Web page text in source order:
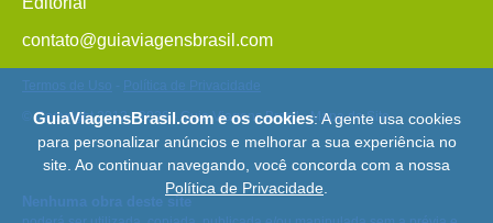
contato@guiaviagensbrasil.com
Termos de Uso
Política de Privacidade
© Copyright 2013 - 2026 - Guia Viagens Brasil -Mapa do Site
Nenhuma obra deste site
GuiaViagensBrasil.com e os cookies: A gente usa cookies
para personalizar anúncios e melhorar a sua experiência no
site. Ao continuar navegando, você concorda com a nossa
Política de Privacidade